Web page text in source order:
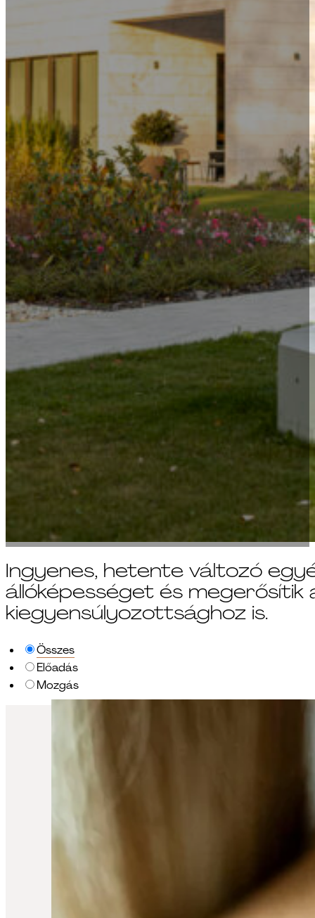
Ingyenes, hetente változó
állóképességet és megerősítik
kiegyensúlyozottsághoz is.
Összes
Előadás
Mozgás